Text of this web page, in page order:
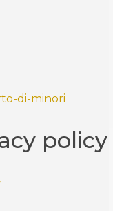
di-minori
policy